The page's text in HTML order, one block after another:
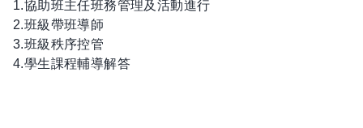
1.協助班主任班務管理及活動進行
2.班級帶班導師
3.班級秩序控管
4.學生課程輔導解答